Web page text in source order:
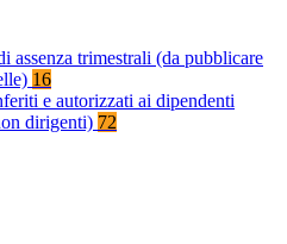
assenza trimestrali (da pubblicare
16
e autorizzati ai dipendenti
dirigenti) 72